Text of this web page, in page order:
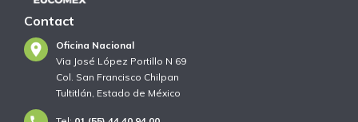
Contact
Oficina Nacional
Via José López Portillo N 69
Col. San Francisco Chilpan
Tultitlán, Estado de México